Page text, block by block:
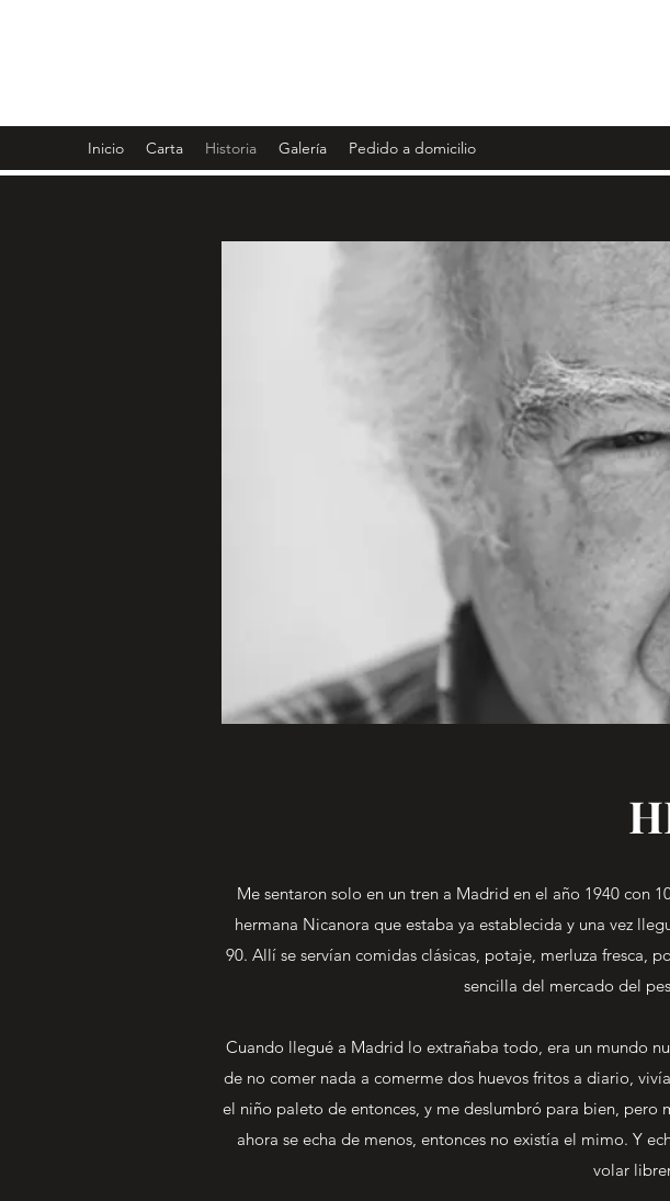
Inicio Carta Historia Galería Pedido a domicilio
Me sentaron solo en un tren a Madrid en el año 1940 con
hermana Nicanora que estaba ya establecida y una vez
90. Allí se servían comidas clásicas, potaje, merluza
sencilla del mercado del
Cuando llegué a Madrid lo extrañaba todo, era un mundo
de no comer nada a comerme dos huevos fritos a diario,
el niño paleto de entonces, y me deslumbró para bien,
ahora se echa de menos, entonces no existía el mimo. Y
volar